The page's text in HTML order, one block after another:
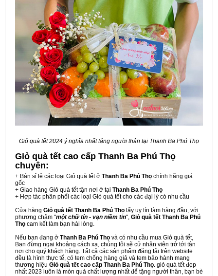
Giỏ quà tết 2024 ý nghĩa nhất tặng người thân tại Thanh Ba Phú Thọ
Giỏ quà tết cao cấp Thanh Ba Phú Thọ
chuyên:
+ Bán sỉ lẻ các loại Giỏ quà tết ở Thanh Ba Phú Thọ chính hãng giá
gốc
+ Giao hàng Giỏ quà tết tận nơi ở tại Thanh Ba Phú Thọ
+ Hợp tác phân phối các loại Giỏ quà tết cho các đại lý có nhu cầu
Cửa hàng Giỏ quà tết Thanh Ba Phú Thọ lấy uy tín làm hàng đầu, với
phương châm "một chữ tín - vạn niềm tin", Giỏ quà tết Thanh Ba Phú
Thọ cam kết làm bạn hài lòng.
Nếu bạn đang ở Thanh Ba Phú Thọ và có nhu cầu mua Giỏ quà tết,
Bạn đừng ngại khoảng cách xa, chúng tôi sẽ cử nhân viên trở tới tận
nơi cho quý khách hàng. Tất cả các sản phẩm đăng tải trên website
đều là hình thực tế, có tem chống hàng giả và tem bảo hành mang
thương hiệu Giỏ quà tết cao cấp Thanh Ba Phú Thọ. giỏ quà tết đẹp
nhất 2023 luôn là món quà chất lượng nhất để tặng người thân, bạn bè